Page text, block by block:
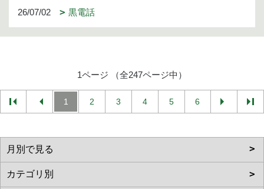
26/07/02 黒電話
1ページ （全247ページ中）
1 2 3 4 5 6